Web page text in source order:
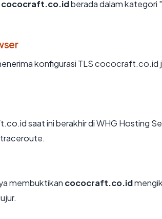
cococraft.co.idberada dalam kategori
konfigurasi TLS cococraft.co.id
saat ini berakhir di WHG Hosting
traceroute.
membuktikan cococraft.co.id